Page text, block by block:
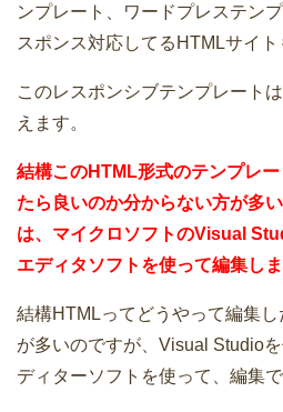
ンプレート、ワードプレステン
スポンス対応してるHTMLサイト
このレスポンシブテンプレート
えます。
結構このHTML形式のテンプレ
たら良いのか分からない方が多
は、マイクロソフトのVisual
エディタソフトを使って編集しま
結構HTMLってどうやって編集
が多いのですが、Visual Studio
ディターソフトを使って、編集